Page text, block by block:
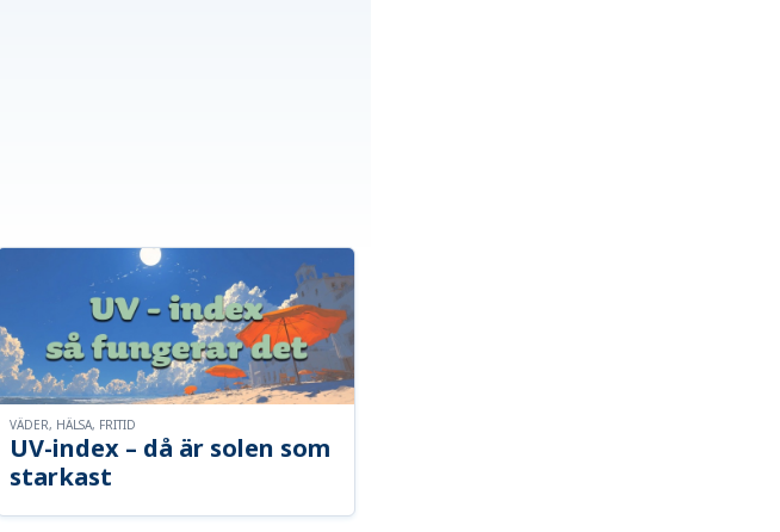
UV-index – då är solen som
starkast
VÄDER, HÄLSA, FRITID